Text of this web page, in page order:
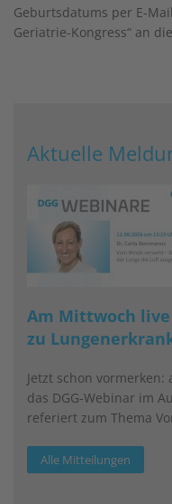
Geburtsdatums per E-
Geriatrie-Kongress“ an die
Aktuelle
Am Mittwoch live
zu
Jetzt schon
das DGG-Webinar im
referiert zum Thema
Alle Mitteilungen